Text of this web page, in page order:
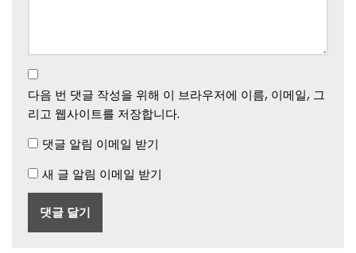
다음 번 댓글 작성을 위해 이 브라우저에 이름, 이메일, 그
리고 웹사이트를 저장합니다.
댓글 알림 이메일 받기
새 글 알림 이메일 받기